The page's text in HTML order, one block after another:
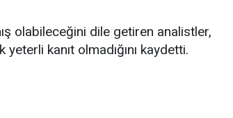
olabileceğini dile getiren analistler,
kanıt olmadığını kaydetti.